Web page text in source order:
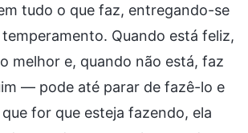
tudo o que faz, entregando-se
temperamento. Quando está feliz,
melhor e, quando não está, faz
— pode até parar de fazê-lo e
for que esteja fazendo, ela